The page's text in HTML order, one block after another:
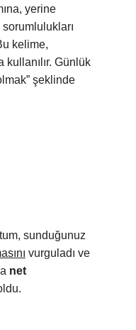
yerine
kelime,
Günlük
şeklinde
sunduğunuz
vurguladı ve
net